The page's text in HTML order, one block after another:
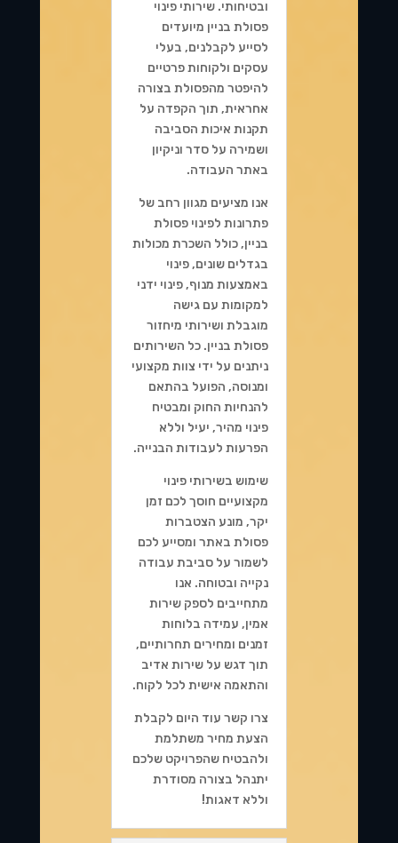
ובטיחותי. שירותי פינוי
פסולת בניין מיועדים
לסייע לקבלנים, בעלי
עסקים ולקוחות פרטיים
להיפטר מהפסולת בצורה
אחראית, תוך הקפדה על
תקנות איכות הסביבה
ושמירה על סדר וניקיון
באתר העבודה.
אנו מציעים מגוון רחב של
פתרונות לפינוי פסולת
בניין, כולל השכרת מכולות
בגדלים שונים, פינוי
באמצעות מנוף, פינוי ידני
למקומות עם גישה
מוגבלת ושירותי מיחזור
פסולת בניין. כל השירותים
ניתנים על ידי צוות מקצועי
ומנוסה, הפועל בהתאם
להנחיות החוק ומבטיח
פינוי מהיר, יעיל וללא
הפרעות לעבודות הבנייה.
שימוש בשירותי פינוי
מקצועיים חוסך לכם זמן
יקר, מונע הצטברות
פסולת באתר ומסייע לכם
לשמור על סביבת עבודה
נקייה ובטוחה. אנו
מתחייבים לספק שירות
אמין, עמידה בלוחות
זמנים ומחירים תחרותיים,
תוך דגש על שירות אדיב
והתאמה אישית לכל לקוח.
צרו קשר עוד היום לקבלת
הצעת מחיר משתלמת
ולהבטיח שהפרויקט שלכם
יתנהל בצורה מסודרת
וללא דאגות!